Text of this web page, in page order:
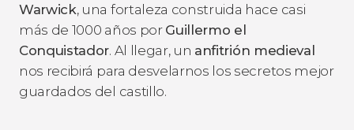
Warwick, una fortaleza construida hace casi
más de 1000 años por Guillermo el
Conquistador. Al llegar, un anfitrión medieval
nos recibirá para desvelarnos los secretos mejor
guardados del castillo.